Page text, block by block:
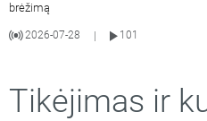
brėžimą
2026-07-28
101
Tikėjimas ir